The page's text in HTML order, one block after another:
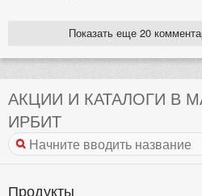
Показать еще 20
АКЦИИ И КАТАЛОГИ В
ИРБИТ
Продукты